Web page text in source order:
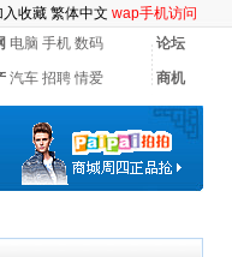
入收藏 繁体中文 wap手机访问
电脑 手机 数码 论坛
汽车 招聘 情爱 商机